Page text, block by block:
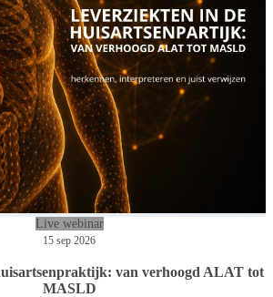
Live webinar
15 sep 2026
van verhoogd ALAT tot
MASLD